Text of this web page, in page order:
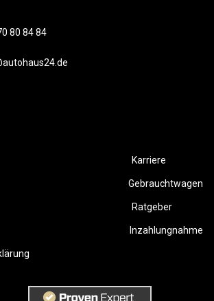
80 84 84
Karriere
Gebrauchtwagen
Ratgeber
Inzahlungnahme